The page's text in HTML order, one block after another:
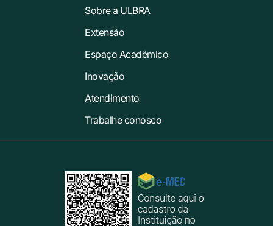
Sobre a ULBRA
Extensão
Espaço Acadêmico
Inovação
Atendimento
Trabalhe conosco